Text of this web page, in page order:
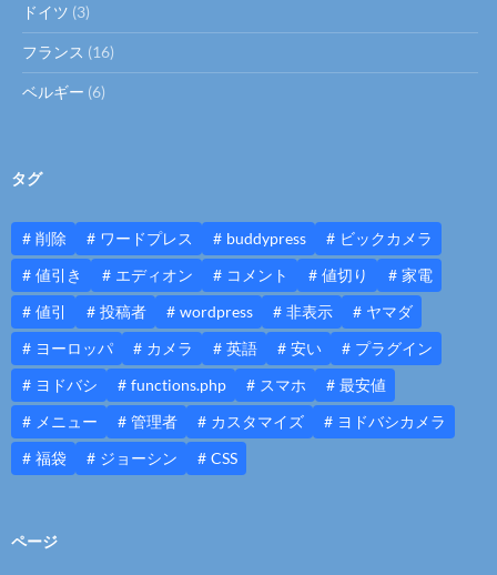
ドイツ (3)
フランス (16)
ベルギー (6)
タグ
削除 ワードプレス buddypress
ビックカメラ
値引き
エディオン コメント 値切り
家電
値引
投稿者 wordpress 非表示
ヤマダ
ヨーロッパ
カメラ 英語 安い
プラグイン
ヨドバシ
functions.php スマホ
最安値
メニュー
管理者 カスタマイズ
ヨドバシカメラ
福袋
ジョーシン CSS
ページ